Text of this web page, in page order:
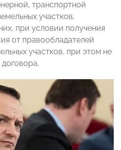
транспортной
участков,
при условии получения
от правообладателей
участков, при этом не